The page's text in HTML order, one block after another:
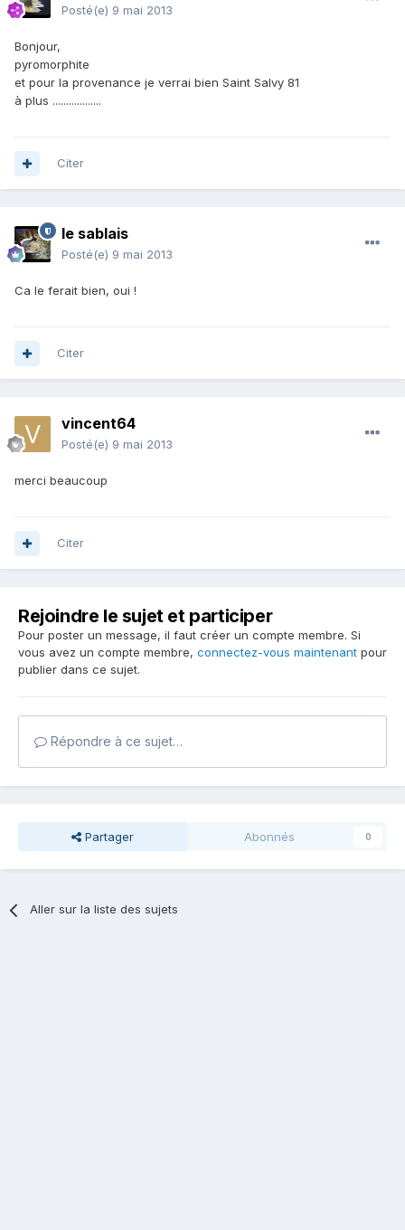
Posté(e) 9 mai 2013
Bonjour,
pyromorphite
et pour la provenance je verrai bien Saint Salvy 81
à plus ..................
Citer
le sablais
Posté(e) 9 mai 2013
Ca le ferait bien, oui !
Citer
vincent64
Posté(e) 9 mai 2013
merci beaucoup
Citer
Rejoindre le sujet et participer
Pour poster un message, il faut créer un compte membre. Si
vous avez un compte membre, connectez-vous maintenant pour
publier dans ce sujet.
Répondre à ce sujet…
Partager Abonnés 0
Aller sur la liste des sujets